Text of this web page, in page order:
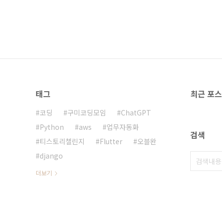
태그
코딩 구미코딩모임
ChatGPT
Python
aws
업무자동화
티스토리챌린지
Flutter
오블완
django
더보기
최근 포
검색